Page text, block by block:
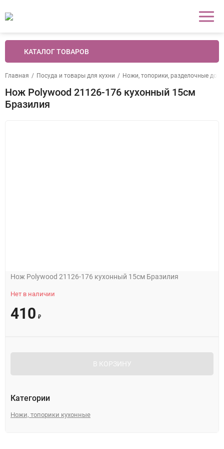
КАТАЛОГ ТОВАРОВ
Главная / Посуда и товары для кухни / Ножи, топорики, разделочные
Нож Polywood 21126-176 кухонный 15см
Бразилия
Нож Polywood 21126-176 кухонный 15см Бразилия
Нет в наличии
410 ₽
В КОРЗИНУ
Категории
Ножи, топорики кухонные